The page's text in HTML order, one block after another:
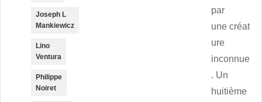
par
une créat
ure
inconnue
. Un
huitième
Joseph L
Mankiewicz
Lino
Ventura
Philippe
Noiret